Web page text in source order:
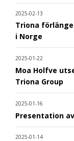
2025-02-13
Triona
i Norge
2025-01-22
Moa Holfve
Triona Group
2025-01-16
Presentation
2025-01-14